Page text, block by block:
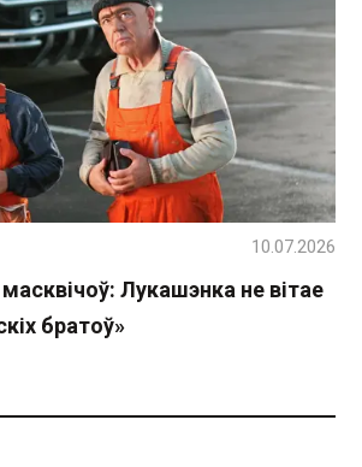
Лукашэнка не вітае
братоў»
10.07.2026